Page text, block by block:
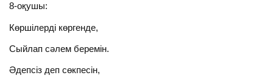
8-оқушы:
Көршілерді көргенде,
Сыйлап сәлем беремін.
Әдепсіз деп сөкпесін,